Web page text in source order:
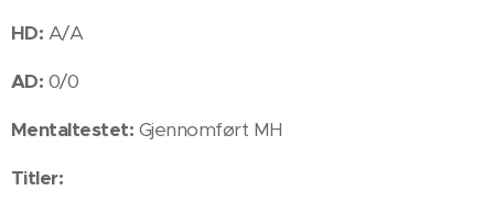
HD: A/A
AD: 0/0
Mentaltestet: Gjennomført MH
Titler: